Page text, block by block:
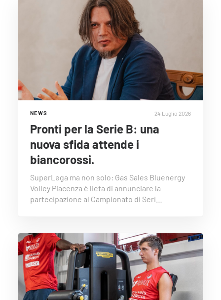
NEWS 24 Luglio 2026
Pronti per la Serie B: una
nuova sfida attende i
biancorossi.
SuperLega ma non solo: Gas Sales Bluenergy
Volley Piacenza è lieta di annunciare la
partecipazione al Campionato di Seri…